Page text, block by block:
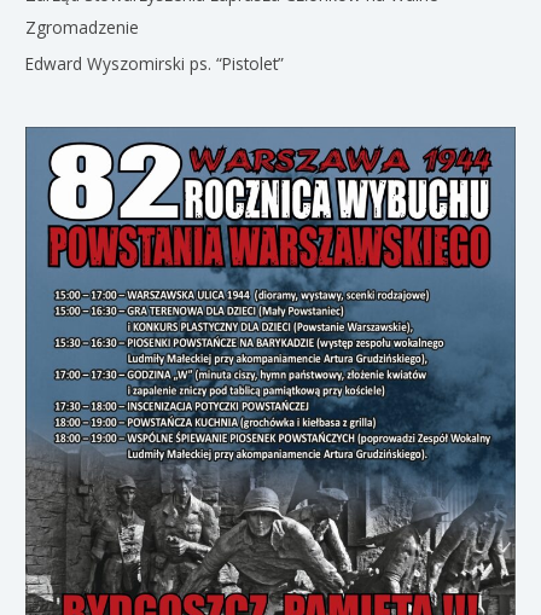
Zgromadzenie
Edward Wyszomirski ps. “Pistolet”